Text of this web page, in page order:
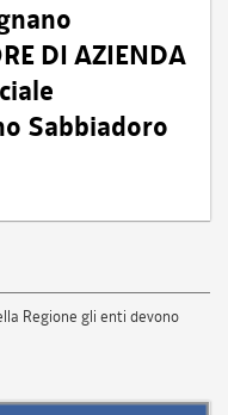
DI AZIENDA
Sabbiadoro
Regione gli enti devono